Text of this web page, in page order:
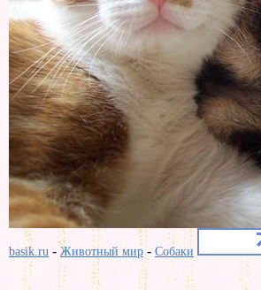
basik.ru -Животный мир- Собаки